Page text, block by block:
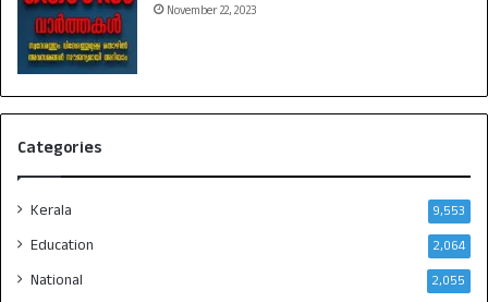
November 22, 2023
Categories
Kerala 9,553
Education 2,064
National 2,055